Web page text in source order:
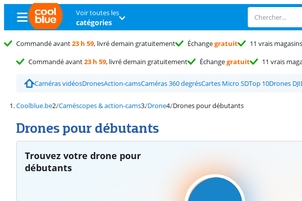
Voir toutes les
catégories
Commandé avant23 h 59, livré demain gratuitement Échangegratuit 11 vrais magasins
Commandé avant23 h 59, livré demain gratuitement Échangegratuit 11 vrais
Caméras vidéosDronesAction-camsCaméras 360 degrésCartes Micro SDTop 10Drones DJI
Coolblue.be Caméscopes & action-cams Drone Drones pour débutants
Drones pour débutants
Trouvez votre drone pour
débutants